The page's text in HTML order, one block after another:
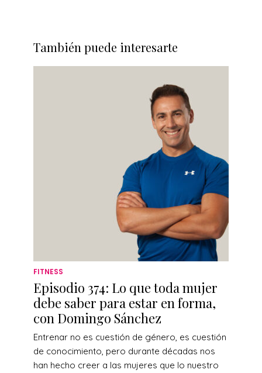
También puede interesarte
FITNESS
Episodio 374: Lo que toda mujer
debe saber para estar en forma,
con Domingo Sánchez
Entrenar no es cuestión de género, es cuestión
de conocimiento, pero durante décadas nos
han hecho creer a las mujeres que lo nuestro